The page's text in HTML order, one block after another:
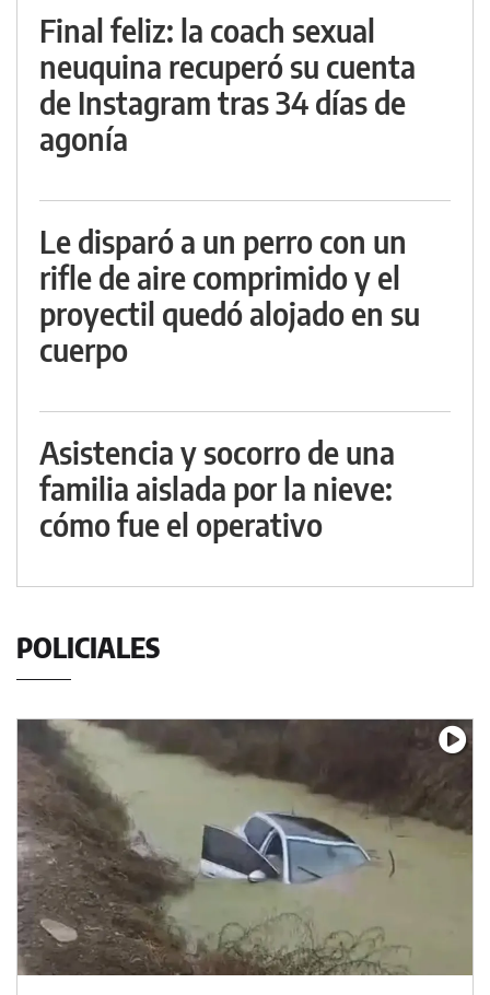
Final feliz: la coach sexual
neuquina recuperó su cuenta
de Instagram tras 34 días de
agonía
Le disparó a un perro con un
rifle de aire comprimido y el
proyectil quedó alojado en su
cuerpo
Asistencia y socorro de una
familia aislada por la nieve:
cómo fue el operativo
POLICIALES